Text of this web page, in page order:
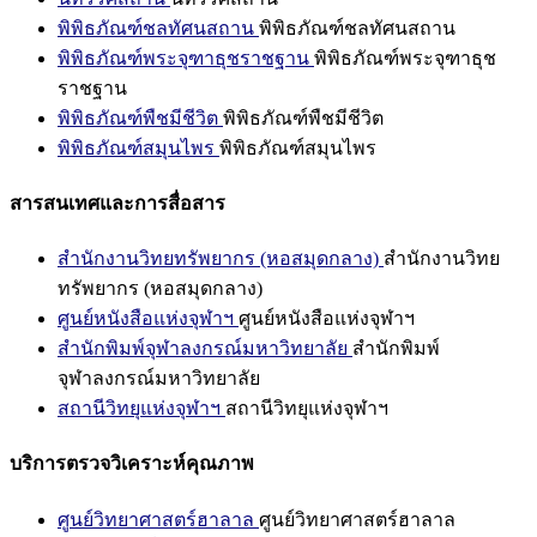
พิพิธภัณฑ์ชลทัศนสถาน พิพิธภัณฑ์ชลทัศนสถาน
พิพิธภัณฑ์พระจุฑาธุชราชฐาน พิพิธภัณฑ์พระจุฑาธุช
ราชฐาน
พิพิธภัณฑ์พืชมีชีวิต พิพิธภัณฑ์พืชมีชีวิต
พิพิธภัณฑ์สมุนไพร พิพิธภัณฑ์สมุนไพร
สารสนเทศและการสื่อสาร
สำนักงานวิทยทรัพยากร (หอสมุดกลาง) สำนักงานวิทย
ทรัพยากร (หอสมุดกลาง)
ศูนย์หนังสือแห่งจุฬาฯ ศูนย์หนังสือแห่งจุฬาฯ
สำนักพิมพ์จุฬาลงกรณ์มหาวิทยาลัย สำนักพิมพ์
จุฬาลงกรณ์มหาวิทยาลัย
สถานีวิทยุแห่งจุฬาฯ สถานีวิทยุแห่งจุฬาฯ
บริการตรวจวิเคราะห์คุณภาพ
ศูนย์วิทยาศาสตร์ฮาลาล ศูนย์วิทยาศาสตร์ฮาลาล